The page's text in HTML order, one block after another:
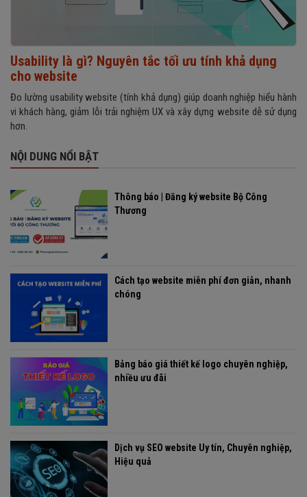
Usability là gì? Nguyên tắc tối ưu tính khả dụng
cho website
Đo lường usability website (tính khả dụng) giúp doanh nghiệp hiểu hành
vi khách hàng, giảm lỗi trải nghiệm UX và xây dựng website dễ sử dụng
hơn.
NỘI DUNG NỔI BẬT
Thông báo | Đăng ký website Bộ Công
Thương
Cách tạo website miễn phí đơn giản, nhanh
chóng
Bảng báo giá thiết kế logo chuyên nghiệp,
nhiều ưu đãi
Dịch vụ SEO website Uy tín, Chuyên nghiệp,
Hiệu quả